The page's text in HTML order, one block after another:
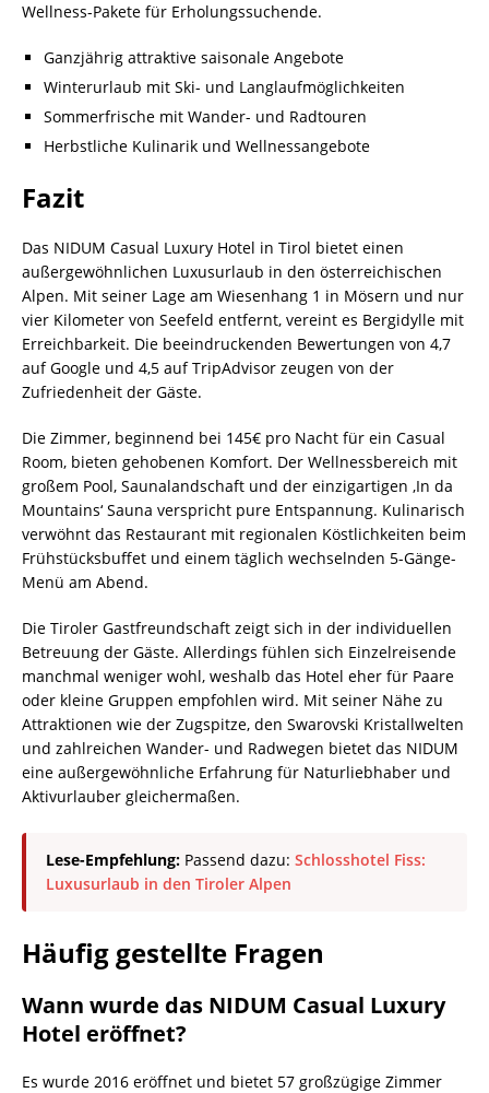
Wellness-Pakete für Erholungssuchende.
Ganzjährig attraktive saisonale Angebote
Winterurlaub mit Ski- und Langlaufmöglichkeiten
Sommerfrische mit Wander- und Radtouren
Herbstliche Kulinarik und Wellnessangebote
Fazit
Das NIDUM Casual Luxury Hotel in Tirol bietet einen
außergewöhnlichen Luxusurlaub in den österreichischen
Alpen. Mit seiner Lage am Wiesenhang 1 in Mösern und nur
vier Kilometer von Seefeld entfernt, vereint es Bergidylle mit
Erreichbarkeit. Die beeindruckenden Bewertungen von 4,7
auf Google und 4,5 auf TripAdvisor zeugen von der
Zufriedenheit der Gäste.
Die Zimmer, beginnend bei 145€ pro Nacht für ein Casual
Room, bieten gehobenen Komfort. Der Wellnessbereich mit
großem Pool, Saunalandschaft und der einzigartigen ‚In da
Mountains‘ Sauna verspricht pure Entspannung. Kulinarisch
verwöhnt das Restaurant mit regionalen Köstlichkeiten beim
Frühstücksbuffet und einem täglich wechselnden 5-Gänge-
Menü am Abend.
Die Tiroler Gastfreundschaft zeigt sich in der individuellen
Betreuung der Gäste. Allerdings fühlen sich Einzelreisende
manchmal weniger wohl, weshalb das Hotel eher für Paare
oder kleine Gruppen empfohlen wird. Mit seiner Nähe zu
Attraktionen wie der Zugspitze, den Swarovski Kristallwelten
und zahlreichen Wander- und Radwegen bietet das NIDUM
eine außergewöhnliche Erfahrung für Naturliebhaber und
Aktivurlauber gleichermaßen.
Lese-Empfehlung: Passend dazu: Schlosshotel Fiss:
Luxusurlaub in den Tiroler Alpen
Häufig gestellte Fragen
Wann wurde das NIDUM Casual Luxury
Hotel eröffnet?
Es wurde 2016 eröffnet und bietet 57 großzügige Zimmer